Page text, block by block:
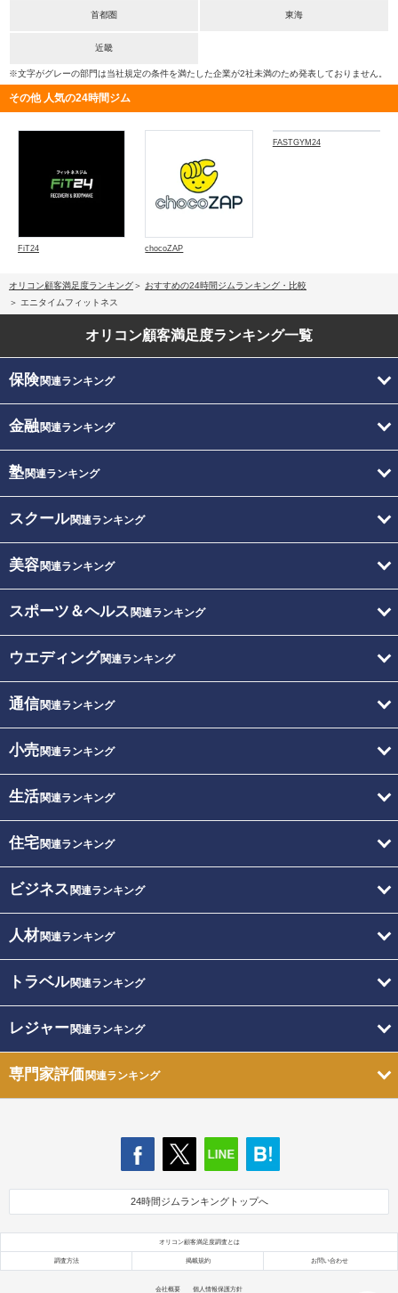
首都圏 東海
近畿
※文字がグレーの部門は当社規定の条件を満たした企業が2社未満のため発表しておりません。
その他 人気の24時間ジム
FiT24 chocoZAP
FASTGYM24
オリコン顧客満足度ランキング
おすすめの24時間ジムランキング・比較
エニタイムフィットネス
オリコン顧客満足度ランキング一覧
保険関連ランキング
金融関連ランキング
塾関連ランキング
スクール関連ランキング
美容関連ランキング
スポーツ＆ヘルス 関連ランキング
ウエディング関連ランキング
通信関連ランキング
小売関連ランキング
生活関連ランキング
住宅関連ランキング
ビジネス 関連ランキング
人材関連ランキング
トラベル関連ランキング
レジャー関連ランキング
専門家評価関連ランキング
24時間ジムランキングトップへ
オリコン顧客満足度調査とは
調査方法 掲載規約 お問い合わせ
会社概要 個人情報保護方針